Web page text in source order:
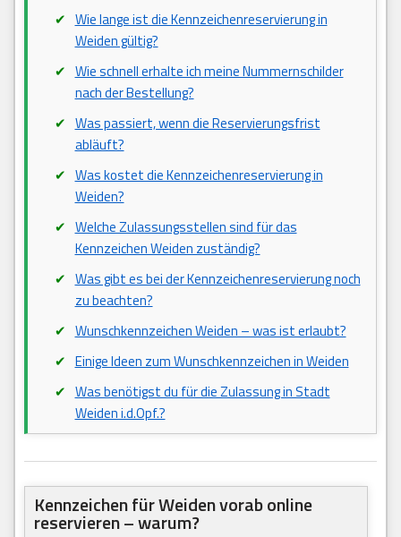
Wie lange ist die Kennzeichenreservierung in
Weiden gültig?
Wie schnell erhalte ich meine Nummernschilder
nach der Bestellung?
Was passiert, wenn die Reservierungsfrist
abläuft?
Was kostet die Kennzeichenreservierung in
Weiden?
Welche Zulassungsstellen sind für das
Kennzeichen Weiden zuständig?
Was gibt es bei der Kennzeichenreservierung noch
zu beachten?
Wunschkennzeichen Weiden – was ist erlaubt?
Einige Ideen zum Wunschkennzeichen in Weiden
Was benötigst du für die Zulassung in Stadt
Weiden i.d.Opf.?
Kennzeichen für Weiden vorab online
reservieren – warum?